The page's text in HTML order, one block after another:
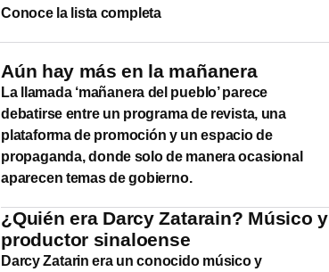
Conoce la lista completa
Aún hay más en la mañanera
La llamada ‘mañanera del pueblo’ parece
debatirse entre un programa de revista, una
plataforma de promoción y un espacio de
propaganda, donde solo de manera ocasional
aparecen temas de gobierno.
¿Quién era Darcy Zatarain? Músico y
productor sinaloense
Darcy Zatarin era un conocido músico y